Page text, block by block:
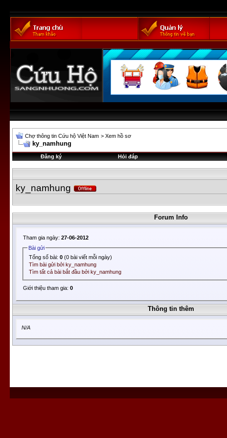
Chợ thông tin Cứu hộ Việt Nam > Xem hồ sơ
ky_namhung
Đăng ký Hỏi đáp
ky_namhung
Forum Info
Tham gia ngày: 27-06-2012
Bài gửi
Tổng số bài:0 (0 bài viết mỗi ngày)
Tìm bài gửi bởi ky_namhung
Tìm tất cả bài bắt đầu bởi ky_namhung
Giới thiệu tham gia: 0
Thông tin thêm
N/A